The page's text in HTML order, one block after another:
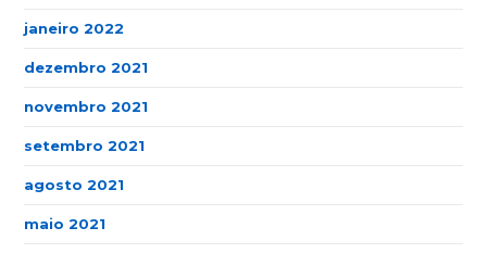
janeiro 2022
dezembro 2021
novembro 2021
setembro 2021
agosto 2021
maio 2021